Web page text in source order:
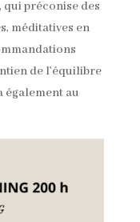
préconise des
méditatives en
de l’équilibre
également au